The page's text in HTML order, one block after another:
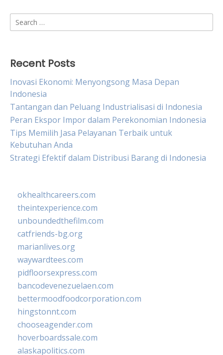
Search
for:
Recent Posts
Inovasi Ekonomi: Menyongsong Masa Depan
Indonesia
Tantangan dan Peluang Industrialisasi di Indonesia
Peran Ekspor Impor dalam Perekonomian Indonesia
Tips Memilih Jasa Pelayanan Terbaik untuk
Kebutuhan Anda
Strategi Efektif dalam Distribusi Barang di Indonesia
okhealthcareers.com
theintexperience.com
unboundedthefilm.com
catfriends-bg.org
marianlives.org
waywardtees.com
pidfloorsexpress.com
bancodevenezuelaen.com
bettermoodfoodcorporation.com
hingstonnt.com
chooseagender.com
hoverboardssale.com
alaskapolitics.com